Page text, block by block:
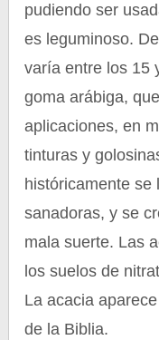
pudiendo ser
es leguminoso.
varía entre los 15
goma arábiga,
aplicaciones, en
tinturas y
históricamente se
sanadoras, y se
mala suerte. Las
los suelos de
La acacia
de la Biblia.